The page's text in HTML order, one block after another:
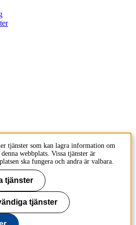
tjänster som kan lagra information om
webbplats. Vissa tjänster är
ska fungera och andra är valbara.
tjänster
tjänster